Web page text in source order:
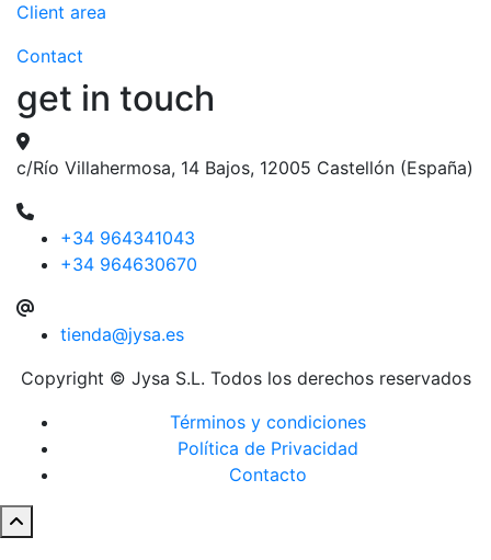
Client area
Contact
get in touch
c/Río Villahermosa, 14 Bajos, 12005 Castellón (España)
+34 964341043
+34 964630670
tienda@jysa.es
Copyright © Jysa S.L. Todos los derechos reservados
Términos y condiciones
Política de Privacidad
Contacto